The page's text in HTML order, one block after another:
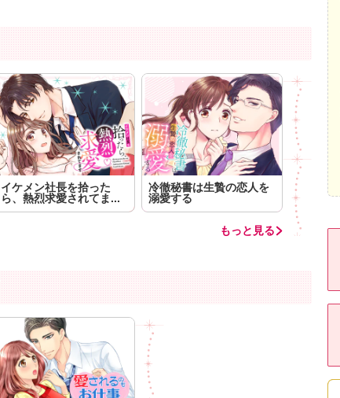
この話を読む
コメントを見る
イケメン社長を拾った
ら、熱烈求愛されてま...
冷徹秘書は生贄の恋人を
溺愛する
もっと見る